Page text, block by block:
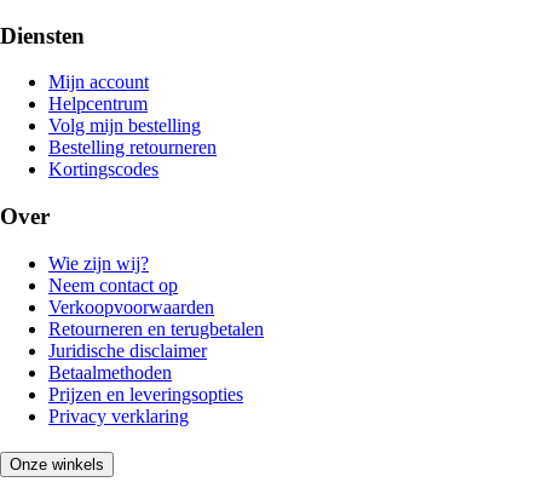
Diensten
Mijn account
Helpcentrum
Volg mijn bestelling
Bestelling retourneren
Kortingscodes
Over
Wie zijn wij?
Neem contact op
Verkoopvoorwaarden
Retourneren en terugbetalen
Juridische disclaimer
Betaalmethoden
Prijzen en leveringsopties
Privacy verklaring
Onze winkels